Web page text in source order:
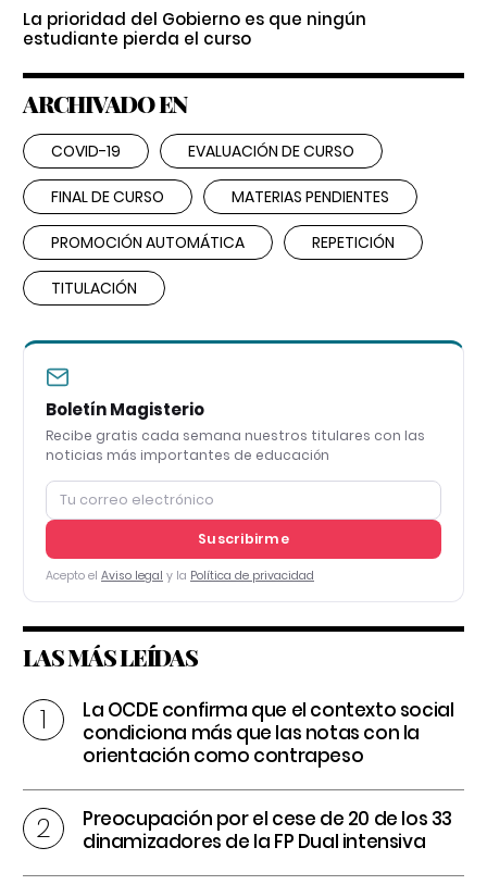
La prioridad del Gobierno es que ningún
estudiante pierda el curso
ARCHIVADO EN
COVID-19 EVALUACIÓN DE CURSO
FINAL DE CURSO MATERIAS PENDIENTES
PROMOCIÓN AUTOMÁTICA REPETICIÓN
TITULACIÓN
Boletín Magisterio
Recibe gratis cada semana nuestros titulares con las
noticias más importantes de educación
Suscribirme
Acepto el Aviso legal y la Política de privacidad
LAS MÁS LEÍDAS
La OCDE confirma que el contexto social
condiciona más que las notas con la
orientación como contrapeso
Preocupación por el cese de 20 de los 33
dinamizadores de la FP Dual intensiva